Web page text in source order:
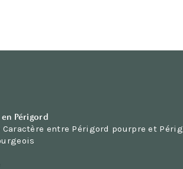
Périgord
Caractère entre Périgord pourpre et